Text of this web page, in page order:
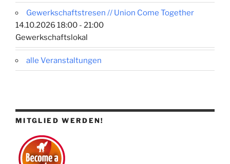
Gewerkschaftstresen // Union Come Together
14.10.2026 18:00 - 21:00
Gewerkschaftslokal
alle Veranstaltungen
MITGLIED WERDEN!